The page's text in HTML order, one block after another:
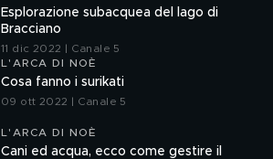
Esplorazione subacquea del lago di
Bracciano
11 dic 2022 | Canale 5
L'ARCA DI NOÈ
Cosa fanno i surikati
09 ott 2022 | Canale 5
L'ARCA DI NOÈ
Cani ed acqua, ecco come gestire il